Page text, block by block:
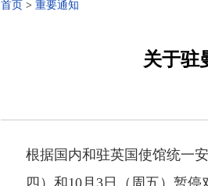
首页 > 重要通知
关于驻
根据国内和驻英国使馆统一
四）和10月3日（周五）暂停